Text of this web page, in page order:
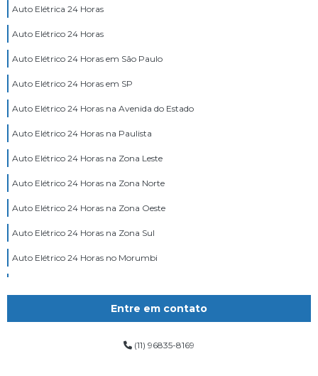
Auto Elétrica 24 Horas
Auto Elétrico 24 Horas
Auto Elétrico 24 Horas em São Paulo
Auto Elétrico 24 Horas em SP
Auto Elétrico 24 Horas na Avenida do Estado
Auto Elétrico 24 Horas na Paulista
Auto Elétrico 24 Horas na Zona Leste
Auto Elétrico 24 Horas na Zona Norte
Auto Elétrico 24 Horas na Zona Oeste
Auto Elétrico 24 Horas na Zona Sul
Auto Elétrico 24 Horas no Morumbi
Auto Elétrico 24 Horas Zona NorteEntre em contato
(11) 96835-8169